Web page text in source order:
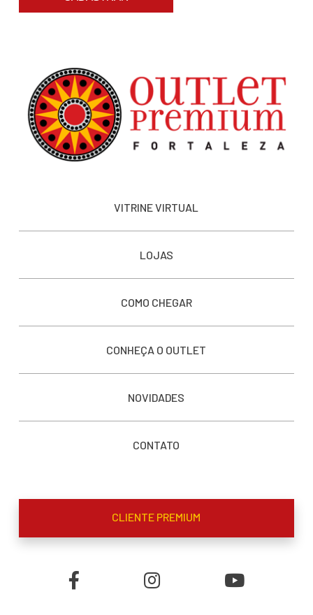
VITRINE VIRTUAL
LOJAS
COMO CHEGAR
CONHEÇA O OUTLET
NOVIDADES
CONTATO
CLIENTE PREMIUM